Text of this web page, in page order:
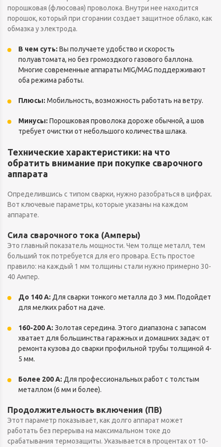
порошковая (флюсовая) проволока. Внутри нее находится
порошок, который при сгорании создает защитное облако, как
обмазка у электрода.
В чем суть: Вы получаете удобство и скорость
полуавтомата, но без громоздкого газового баллона.
Многие современные аппараты MIG/MAG поддерживают
оба режима работы.
Плюсы: Мобильность, возможность работать на ветру.
Минусы: Порошковая проволока дороже обычной, а шов
требует очистки от небольшого количества шлака.
Технические характеристики: на что
обратить внимание при покупке сварочного
аппарата
Определившись с типом сварки, нужно разобраться в цифрах.
Вот ключевые параметры, которые указаны на каждом
аппарате.
Сила сварочного тока (Амперы)
Это главный показатель мощности. Чем толще металл, тем
больший ток потребуется для его провара. Есть простое
правило: на каждый 1 мм толщины стали нужно примерно 30-
40 Ампер.
До 140 А: Для сварки тонкого металла до 3 мм. Подойдет
для мелких работ на даче.
160-200 А: Золотая середина. Этого диапазона с запасом
хватает для большинства гаражных и домашних задач: от
ремонта кузова до сварки профильной трубы толщиной 4-
5 мм.
Более 200 А: Для профессиональных работ с толстым
металлом (6 мм и более).
Продолжительность включения (ПВ)
Этот параметр показывает, как долго аппарат может
работать без перерыва на максимальном токе до
срабатывания термозащиты. Указывается в процентах от 10-